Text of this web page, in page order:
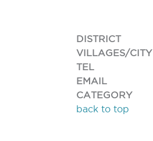
DISTRICT
VILLAGES/CITY
TEL
EMAIL
CATEGORY
back to top